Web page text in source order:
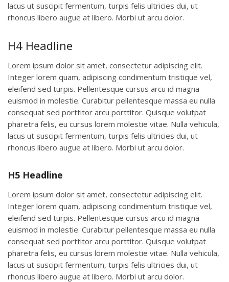
lacus ut suscipit fermentum, turpis felis ultricies dui, ut
rhoncus libero augue at libero. Morbi ut arcu dolor.
H4 Headline
Lorem ipsum dolor sit amet, consectetur adipiscing elit.
Integer lorem quam, adipiscing condimentum tristique vel,
eleifend sed turpis. Pellentesque cursus arcu id magna
euismod in molestie. Curabitur pellentesque massa eu nulla
consequat sed porttitor arcu porttitor. Quisque volutpat
pharetra felis, eu cursus lorem molestie vitae. Nulla vehicula,
lacus ut suscipit fermentum, turpis felis ultricies dui, ut
rhoncus libero augue at libero. Morbi ut arcu dolor.
H5 Headline
Lorem ipsum dolor sit amet, consectetur adipiscing elit.
Integer lorem quam, adipiscing condimentum tristique vel,
eleifend sed turpis. Pellentesque cursus arcu id magna
euismod in molestie. Curabitur pellentesque massa eu nulla
consequat sed porttitor arcu porttitor. Quisque volutpat
pharetra felis, eu cursus lorem molestie vitae. Nulla vehicula,
lacus ut suscipit fermentum, turpis felis ultricies dui, ut
rhoncus libero augue at libero. Morbi ut arcu dolor.